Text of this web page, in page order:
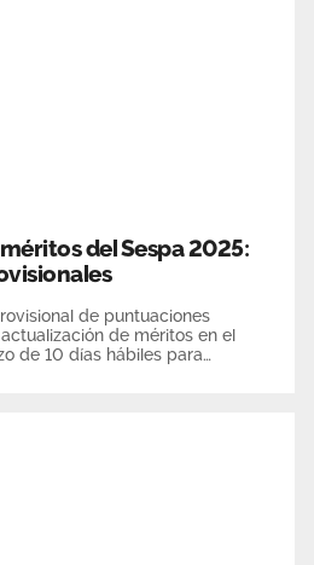
del Sespa 2025:
de puntuaciones
de méritos en el
de 10 días hábiles para